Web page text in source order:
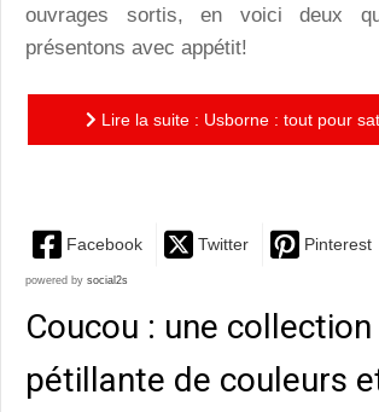
ouvrages sortis, en voici deux
présentons avec appétit!
Lire la suite : Usborne : tout pour
Facebook Twitter Pinterest
powered by social2s
Coucou : une collection
pétillante de couleurs